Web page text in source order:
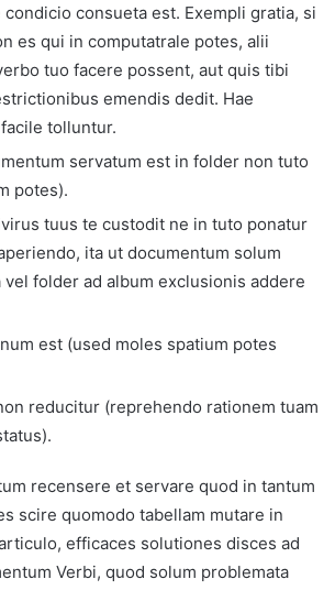
condicio consueta est. Exempli gratia, si
es qui in computatrale potes, alii
tuo facere possent, aut quis tibi
emendis dedit. Hae
tolluntur.
servatum est in folder non tuto
potes).
tuus te custodit ne in tuto ponatur
ita ut documentum solum
vel folder ad album exclusionis addere
est (used moles spatium potes
reducitur (reprehendo rationem tuam
recensere et servare quod in tantum
scire quomodo tabellam mutare in
efficaces solutiones disces ad
Verbi, quod solum problemata